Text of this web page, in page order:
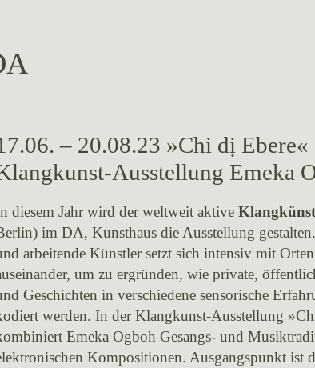
– 20.08.23 »Chi dị
Ausstellung Emeka
diesem Jahr wird der weltweit aktive
im DA, Kunsthaus die Ausstellung
arbeitende Künstler setzt sich intensiv mit
um zu ergründen, wie private,
Geschichten in verschiedene sensorische
werden. In der Klangkunst-Ausstellung
Emeka Ogboh Gesangs- und
Kompositionen. Ausgangspunkt ist